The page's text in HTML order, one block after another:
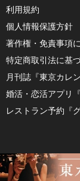
利用規約
個人情報保護方針
著作権・免責事項
特定商取引法に基
月刊誌『東京カレ
婚活・恋活アプリ
レストラン予約『